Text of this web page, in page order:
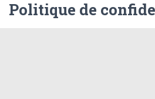
Politique de